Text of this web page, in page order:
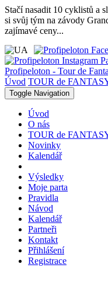
Stačí nasadit 10 cyklistů a
si svůj tým na závody
zajímavé ceny...
Profipeloton - Tour de
Úvod TOUR de
Toggle Navigation
Úvod
O nás
TOUR de
Novinky
Kalendář
Výsledky
Moje parta
Pravidla
Návod
Kalendář
Partneři
Kontakt
Přihlášení
Registrace